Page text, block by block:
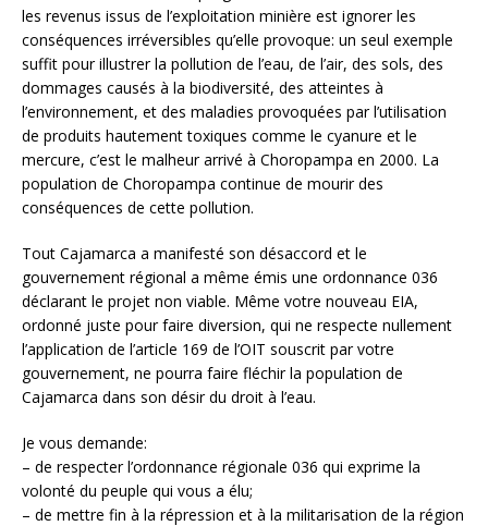
les revenus issus de l’exploitation minière est ignorer les
conséquences irréversibles qu’elle provoque: un seul exemple
suffit pour illustrer la pollution de l’eau, de l’air, des sols, des
dommages causés à la biodiversité, des atteintes à
l’environnement, et des maladies provoquées par l’utilisation
de produits hautement toxiques comme le cyanure et le
mercure, c’est le malheur arrivé à Choropampa en 2000. La
population de Choropampa continue de mourir des
conséquences de cette pollution.
Tout Cajamarca a manifesté son désaccord et le
gouvernement régional a même émis une ordonnance 036
déclarant le projet non viable. Même votre nouveau EIA,
ordonné juste pour faire diversion, qui ne respecte nullement
l’application de l’article 169 de l’OIT souscrit par votre
gouvernement, ne pourra faire fléchir la population de
Cajamarca dans son désir du droit à l’eau.
Je vous demande:
– de respecter l’ordonnance régionale 036 qui exprime la
volonté du peuple qui vous a élu;
– de mettre fin à la répression et à la militarisation de la région